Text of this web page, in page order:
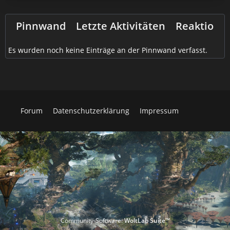
Pinnwand Letzte Aktivitäten
Es wurden noch keine Einträge an der Pinnwand verfasst.
Forum Datenschutzerklärung Impressum
Community-Software:WoltLab Suite™